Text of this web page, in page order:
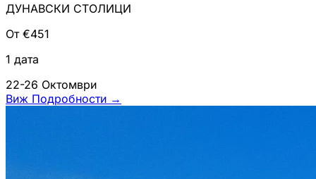
ДУНАВСКИ СТОЛИЦИ
От €451
1 дата
22-26 Октомври
Виж Подробности →